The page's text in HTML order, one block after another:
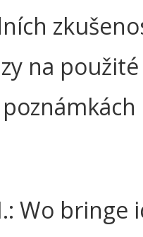
na
Wo bringe